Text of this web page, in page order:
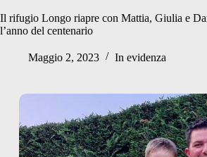
Il rifugio Longo riapre con Mattia, Giulia e
l’anno del centenario
Maggio 2, 2023 In evidenza